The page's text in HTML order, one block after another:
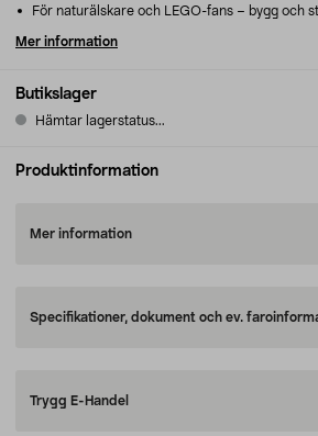
Butikslager
Hämtar lagerstatus...
För naturälskare och LEGO-fans – bygg och
Mer information
Produktinformation
Mer information
Specifikationer, dokument och ev.
Trygg E-Handel